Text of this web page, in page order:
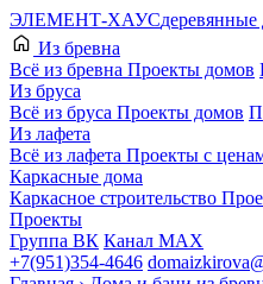
ЭЛЕМЕНТ-ХАУСдеревянные
Из бревна
Всё из бревна Проекты домов
Из бруса
Всё из бруса Проекты домов
Из лафета
Всё из лафета Проекты с
Каркасные дома
Каркасное строительство
Проекты
Группа ВК Канал МАХ
+7(951)354-4646